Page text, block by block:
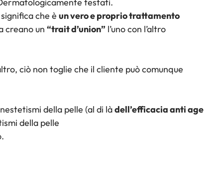
testati.
che è un vero e proprio trattamento
creano un “trait d’union” l’uno con l’altro
ciò non toglie che il cliente può comunque
della pelle (al di làdell’efficacia anti age
della pelle